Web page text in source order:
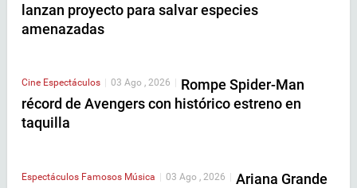
lanzan proyecto para salvar especies
amenazadas
Cine Espectáculos 03 Ago , 2026
Rompe Spider-Man
récord de Avengers con histórico estreno en
taquilla
Espectáculos Famosos Música | 03 Ago , 2026 | Ariana Grande